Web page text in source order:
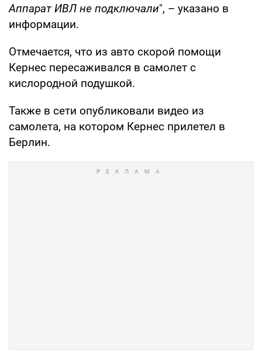
Аппарат ИВЛ не подключали", – указано в
информации.
Отмечается, что из авто скорой помощи
Кернес пересаживался в самолет с
кислородной подушкой.
Также в сети опубликовали видео из
самолета, на котором Кернес прилетел в
Берлин.